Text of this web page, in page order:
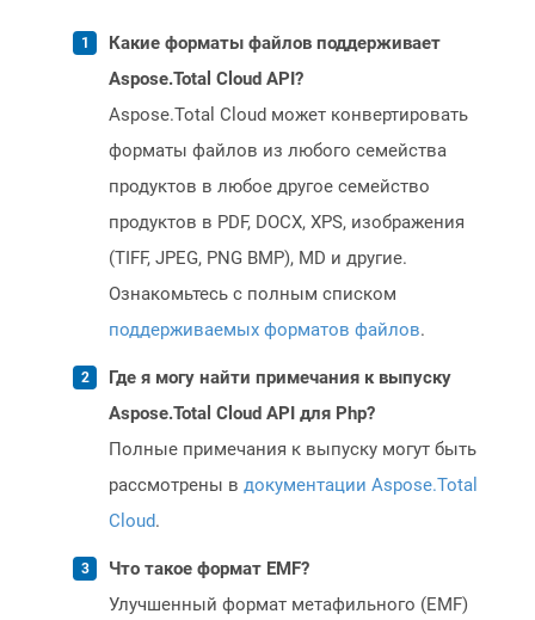
Какие форматы файлов поддерживает
Aspose.Total Cloud API?
Aspose.Total Cloud может конвертировать
форматы файлов из любого семейства
продуктов в любое другое семейство
продуктов в PDF, DOCX, XPS, изображения
(TIFF, JPEG, PNG BMP), MD и другие.
Ознакомьтесь с полным списком
поддерживаемых форматов файлов.
Где я могу найти примечания к выпуску
Aspose.Total Cloud API для Php?
Полные примечания к выпуску могут быть
рассмотрены в документации Aspose.Total
Cloud.
Что такое формат EMF?
Улучшенный формат метафильного (EMF)